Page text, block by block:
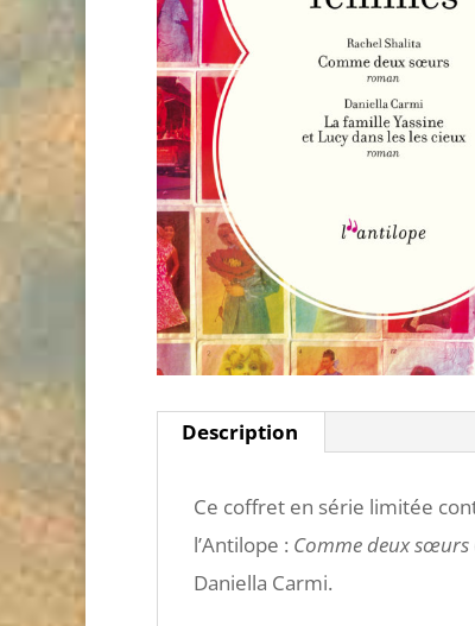
Description
Ce coffret en série limitée
l’Antilope : Comme deux sœurs
Daniella Carmi.